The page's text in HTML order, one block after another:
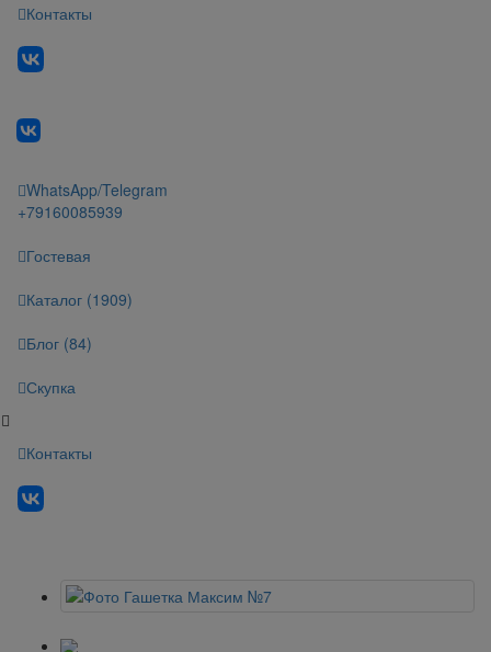
Контакты
WhatsApp/Telegram
+79160085939
Гостевая
Каталог (1909)
Блог (84)
Скупка
Контакты